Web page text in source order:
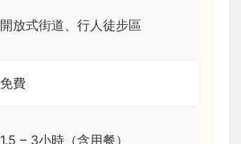
開放式街道、行人徒步區
免費
1.5 – 3小時（含用餐）